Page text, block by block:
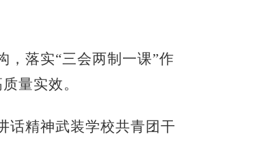
，落实“三会两制一课”作
量实效。
话精神武装学校共青团干